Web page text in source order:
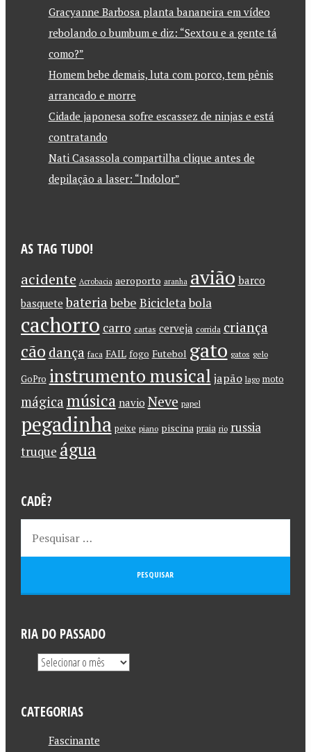
Gracyanne Barbosa planta bananeira em vídeo
rebolando o bumbum e diz: “Sextou e a gente tá
como?”
Homem bebe demais, luta com porco, tem pênis
arrancado e morre
Cidade japonesa sofre escassez de ninjas e está
contratando
Nati Casassola compartilha clique antes de
depilação a laser: “Indolor”
AS TAG TUDO!
acidente Acrobacia aeroporto aranha avião barco
basquete bateriabebe Bicicletabola
cachorro carro cartas cerveja corrida criança
cão dança faca FAIL fogo Futebol gato gatos gelo
GoPro instrumento musical japão lago moto
mágica música navio Neve papel
pegadinha peixe piano piscina praia rio russia
truque água
CADÊ?
RIA DO PASSADO
CATEGORIAS
Fascinante